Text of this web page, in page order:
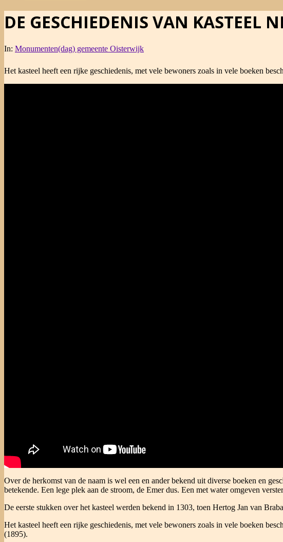
DE GESCHIEDENIS VAN KASTEEL
In: Monumenten(dag) gemeente Oisterwijk
Het kasteel heeft een rijke geschiedenis, met vele bewoners zoals in vele boeken
Over de herkomst van de naam is wel een en ander bekend uit diverse boeken en
betekende. Een lege plek aan de stroom, de Emer dus. Een met water omgeven
De eerste stukken over het kasteel werden bekend in 1303, toen Hertog Jan van
Het kasteel heeft een rijke geschiedenis, met vele bewoners zoals in vele boeken
(1895).